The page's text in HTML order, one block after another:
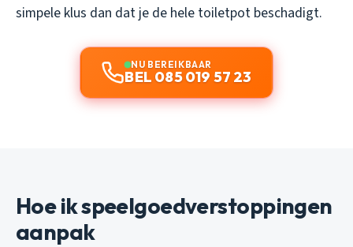
simpele klus dan dat je de hele toiletpot beschadigt.
NU BEREIKBAAR
BEL 085 019 57 23
Hoe ik speelgoedverstoppingen
aanpak